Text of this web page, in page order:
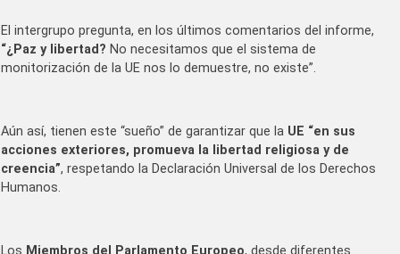
El intergrupo pregunta, en los últimos comentarios del informe,
“¿Paz y libertad? No necesitamos que el sistema de
monitorización de la UE nos lo demuestre, no existe”.
Aún así, tienen este “sueño” de garantizar que la UE “en sus
acciones exteriores, promueva la libertad religiosa y de
creencia”, respetando la Declaración Universal de los Derechos
Humanos.
Los Miembros del Parlamento Europeo, desde diferentes